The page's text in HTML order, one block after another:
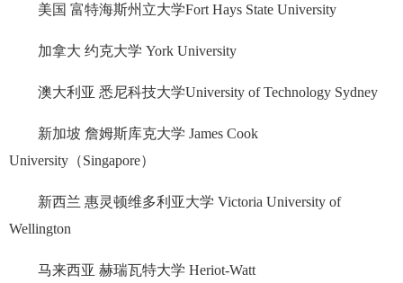
美国 富特海斯州立大学Fort Hays State University
加拿大 约克大学 York University
澳大利亚 悉尼科技大学University of Technology Sydney
新加坡 詹姆斯库克大学 James Cook
University（Singapore）
新西兰 惠灵顿维多利亚大学 Victoria University of
Wellington
马来西亚 赫瑞瓦特大学 Heriot-Watt